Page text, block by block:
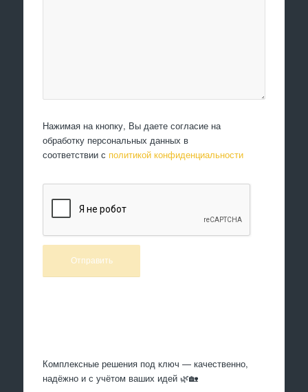
Нажимая на кнопку, Вы даете согласие на
обработку персональных данных в
соответствии с политикой конфиденциальности
Комплексные решения под ключ — качественно,
надёжно и с учётом ваших идей 🌿🏡